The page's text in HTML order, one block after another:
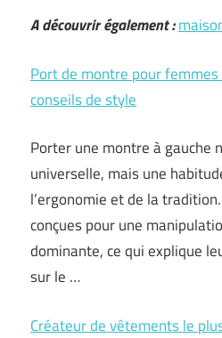
A découvrir également :
Port de montre pour
conseils de style
Porter une montre à gauche
universelle, mais une
l’ergonomie et de la
conçues pour une
dominante, ce qui explique
sur le …
Créateur de vêtements le